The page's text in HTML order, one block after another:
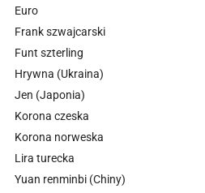
Euro
Frank szwajcarski
Funt szterling
Hrywna (Ukraina)
Jen (Japonia)
Korona czeska
Korona norweska
Lira turecka
Yuan renminbi (Chiny)